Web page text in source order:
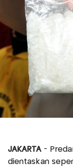
JAKARTA-
dientaskan